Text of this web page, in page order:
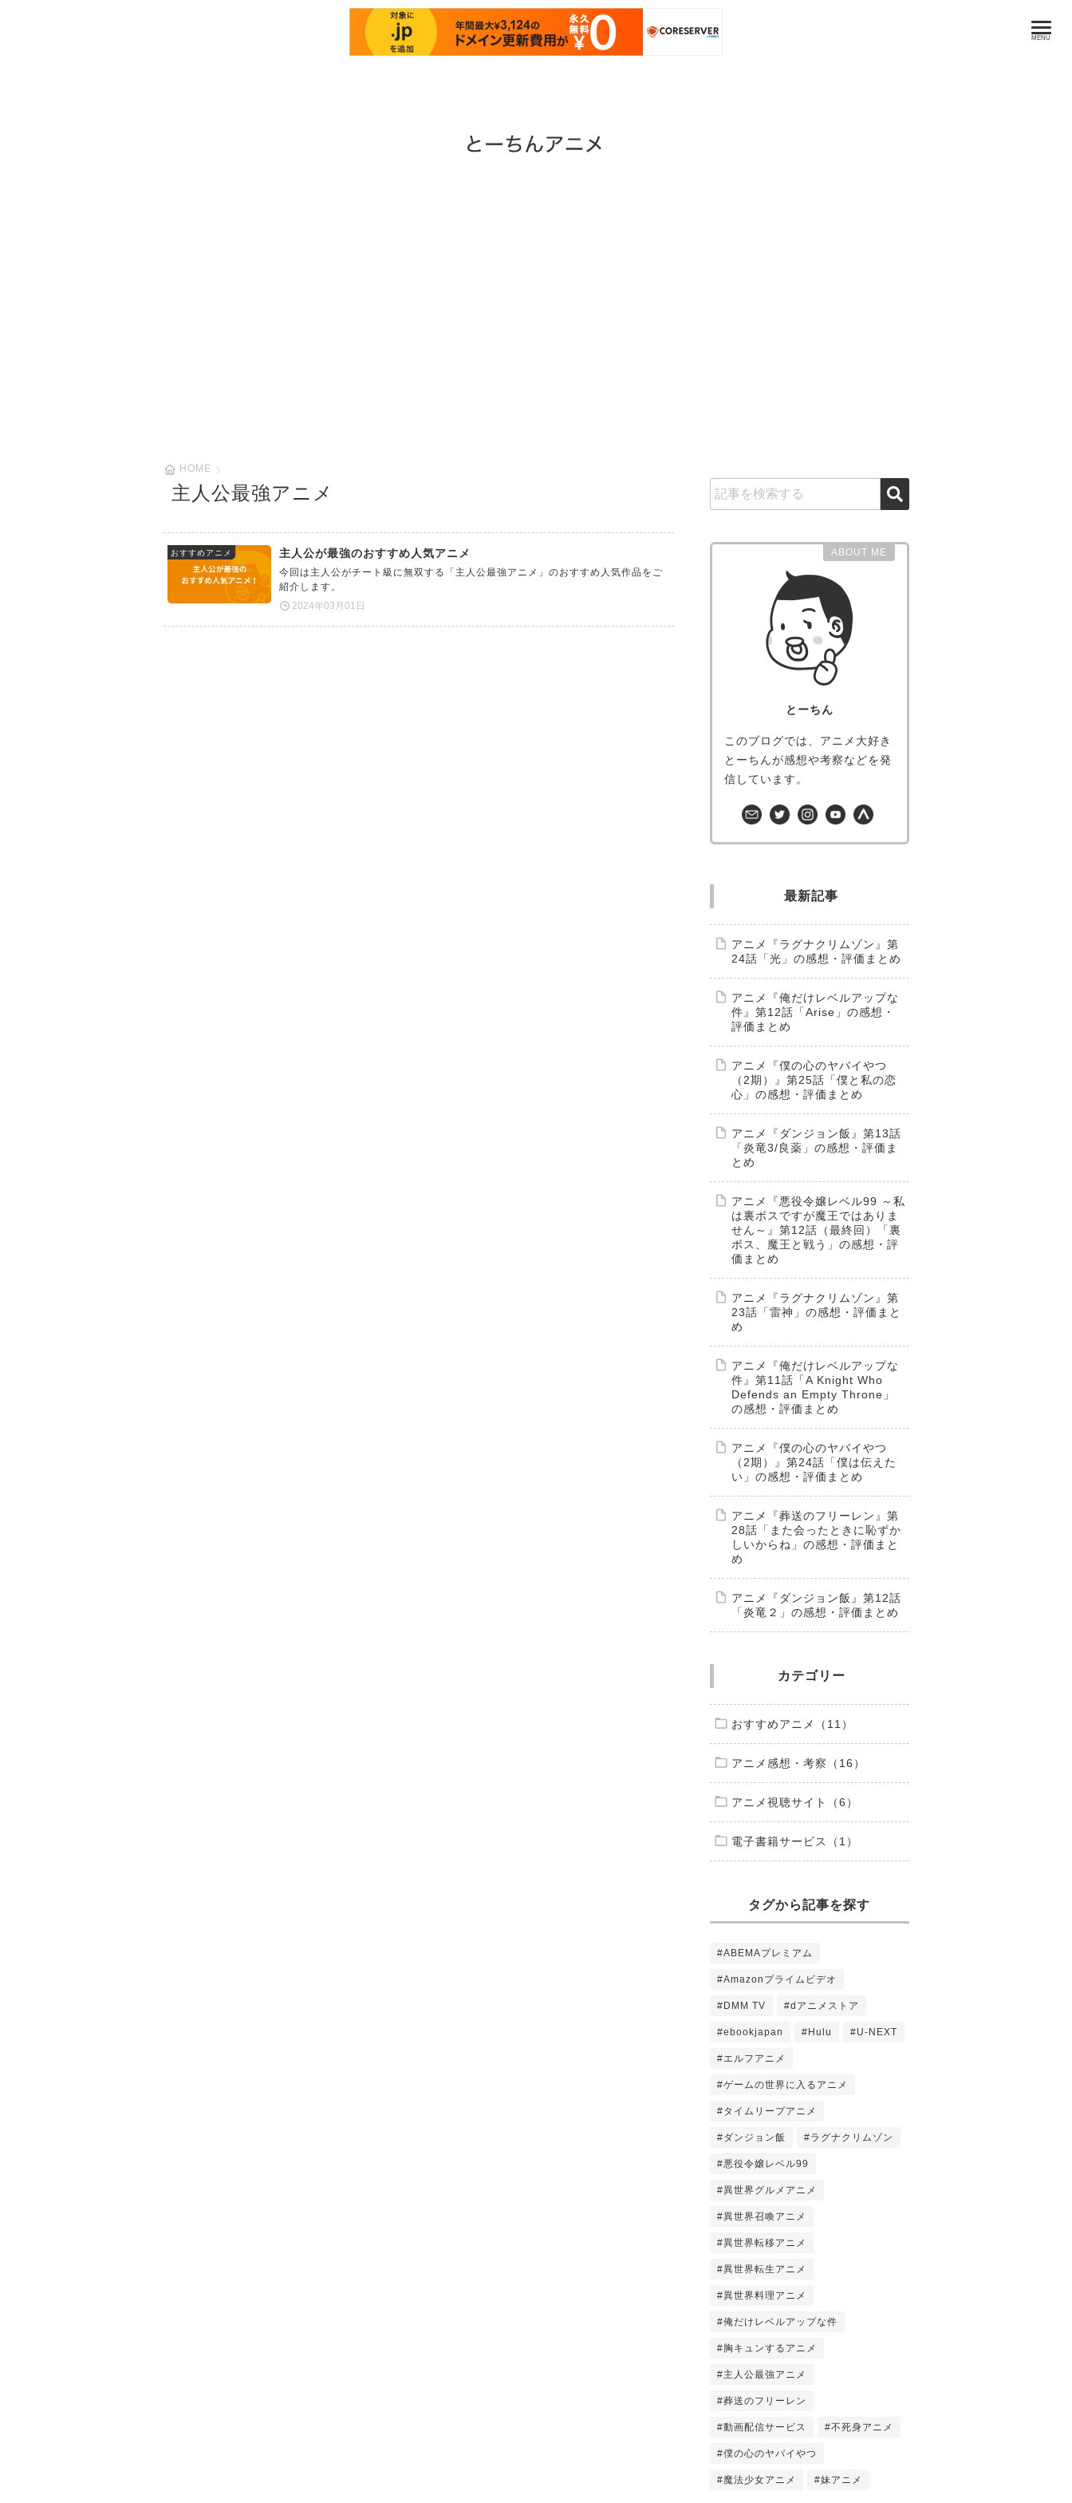
HOME
主人公最強アニメ
主人公が最強のおすすめ人気アニメ
今回は主人公がチート級に無双する「主人公最強アニメ」のおすすめ人気作品をご
紹介します。
2024年03月01日
おすすめアニメ ABOUT ME
とーちん
このブログでは、アニメ大好き
とーちんが感想や考察などを発
信しています。
最新記事
アニメ『ラグナクリムゾン』第
24話「光」の感想・評価まとめ
アニメ『俺だけレベルアップな
件』第12話「Arise」の感想・
評価まとめ
アニメ『僕の心のヤバイやつ
（2期）』第25話「僕と私の恋
心」の感想・評価まとめ
アニメ『ダンジョン飯』第13話
「炎竜3/良薬」の感想・評価ま
とめ
アニメ『悪役令嬢レベル99 ～私
は裏ボスですが魔王ではありま
せん～』第12話（最終回）「裏
ボス、魔王と戦う」の感想・評
価まとめ
アニメ『ラグナクリムゾン』第
23話「雷神」の感想・評価まと
め
アニメ『俺だけレベルアップな
件』第11話「A Knight Who
Defends an Empty Throne」
の感想・評価まとめ
アニメ『僕の心のヤバイやつ
（2期）』第24話「僕は伝えた
い」の感想・評価まとめ
アニメ『葬送のフリーレン』第
28話「また会ったときに恥ずか
しいからね」の感想・評価まと
め
アニメ『ダンジョン飯』第12話
「炎竜２」の感想・評価まとめ
カテゴリー
おすすめアニメ（11）
アニメ感想・考察（16）
アニメ視聴サイト（6）
電子書籍サービス（1）
タグから記事を探す
#ABEMAプレミアム
#Amazonプライムビデオ
#DMM TV #dアニメストア
#ebookjapan #Hulu #U-NEXT
#エルフアニメ
#ゲームの世界に入るアニメ
#タイムリープアニメ
#ダンジョン飯 #ラグナクリムゾン
#悪役令嬢レベル99
#異世界グルメアニメ
#異世界召喚アニメ
#異世界転移アニメ
#異世界転生アニメ
#異世界料理アニメ
#俺だけレベルアップな件
#胸キュンするアニメ
#主人公最強アニメ
#葬送のフリーレン
#動画配信サービス #不死身アニメ
#僕の心のヤバイやつ
#魔法少女アニメ #妹アニメ